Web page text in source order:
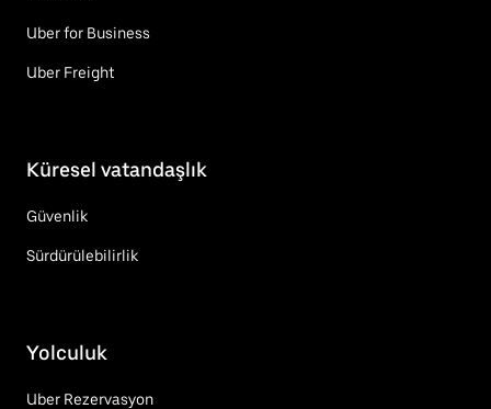
Uber for Business
Uber Freight
Küresel vatandaşlık
Güvenlik
Sürdürülebilirlik
Yolculuk
Uber Rezervasyon